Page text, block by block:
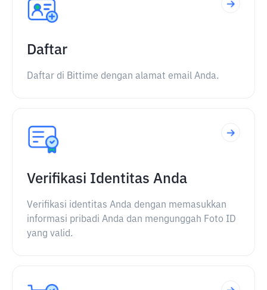
Daftar
Daftar di Bittime dengan alamat email Anda.
Verifikasi Identitas Anda
Verifikasi identitas Anda dengan memasukkan
informasi pribadi Anda dan mengunggah Foto ID
yang valid.